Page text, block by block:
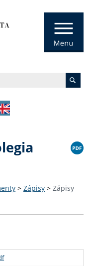
> Zápisy > Zápisy